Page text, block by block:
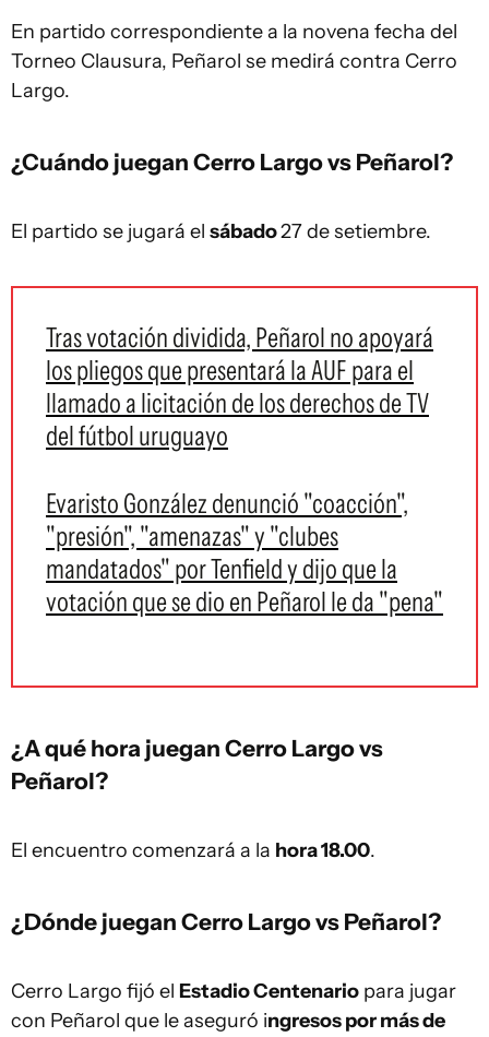
En partido correspondiente a la novena fecha del
Torneo Clausura, Peñarol se medirá contra Cerro
Largo.
¿Cuándo juegan Cerro Largo vs Peñarol?
El partido se jugará el sábado27 de setiembre.
Tras votación dividida, Peñarol no apoyará
los pliegos que presentará la AUF para el
llamado a licitación de los derechos de TV
del fútbol uruguayo
Evaristo González denunció "coacción",
"presión", "amenazas" y "clubes
mandatados" por Tenfield y dijo que la
votación que se dio en Peñarol le da "pena"
¿A qué hora juegan Cerro Largo vs
Peñarol?
El encuentro comenzará a la hora 18.00.
¿Dónde juegan Cerro Largo vs Peñarol?
Cerro Largo fijó el Estadio Centenario para jugar
con Peñarol que le aseguró ingresos por más de